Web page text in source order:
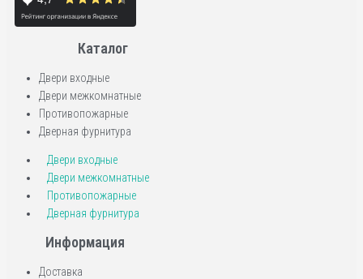
Каталог
Двери входные
Двери межкомнатные
Противопожарные
Дверная фурнитура
Двери входные
Двери межкомнатные
Противопожарные
Дверная фурнитура
Информация
Доставка